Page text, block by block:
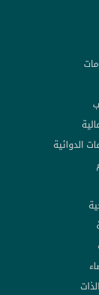
الدوائية